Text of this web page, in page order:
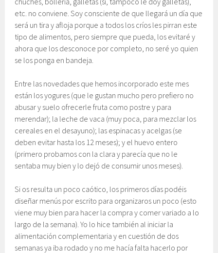
etc. no conviene. Soy consciente de que llegará un día que
será un tira y afloja porque a todos los críos les pirran este
tipo de alimentos, pero siempre que pueda, los evitaré y
ahora que los desconoce por completo, no seré yo quien
se los ponga en bandeja.
Entre las novedades que hemos incorporado este mes
están los yogures (que le gustan mucho pero prefiero no
abusar y suelo ofrecerle fruta como postre y para
merendar); la leche de vaca (muy poca, para mezclar los
cereales en el desayuno); las espinacas y acelgas (se
deben evitar hasta los 12 meses); y el huevo entero
(primero probamos con la clara y parecía que no le
sentaba muy bien y lo dejó de consumir unos meses).
Si os resulta un poco caótico, los primeros días podéis
diseñar menús por escrito para organizaros un poco (esto
viene muy bien para hacer la compra y comer variado a lo
largo de la semana). Yo lo hice también al iniciar la
alimentación complementaria y en cuestión de dos
semanas ya iba rodado y no me hacía falta hacerlo por